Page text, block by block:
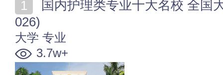
026)
大学 专业
3.7w+